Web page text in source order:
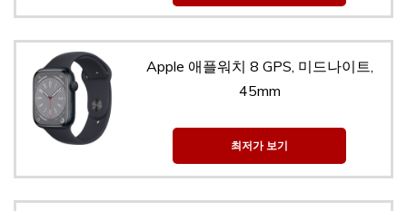
Apple 애플워치 8 GPS, 미드나이트,
45mm
최저가 보기